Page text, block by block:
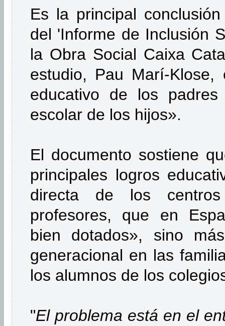
Es la principal
del 'Informe de Inclusión
la Obra Social Caixa
estudio, Pau Marí-
educativo de los
escolar de los hijos».
El documento sostiene
principales logros
directa de los
profesores, que en
bien dotados», sino
generacional en las
los alumnos de los
"El problema está en el